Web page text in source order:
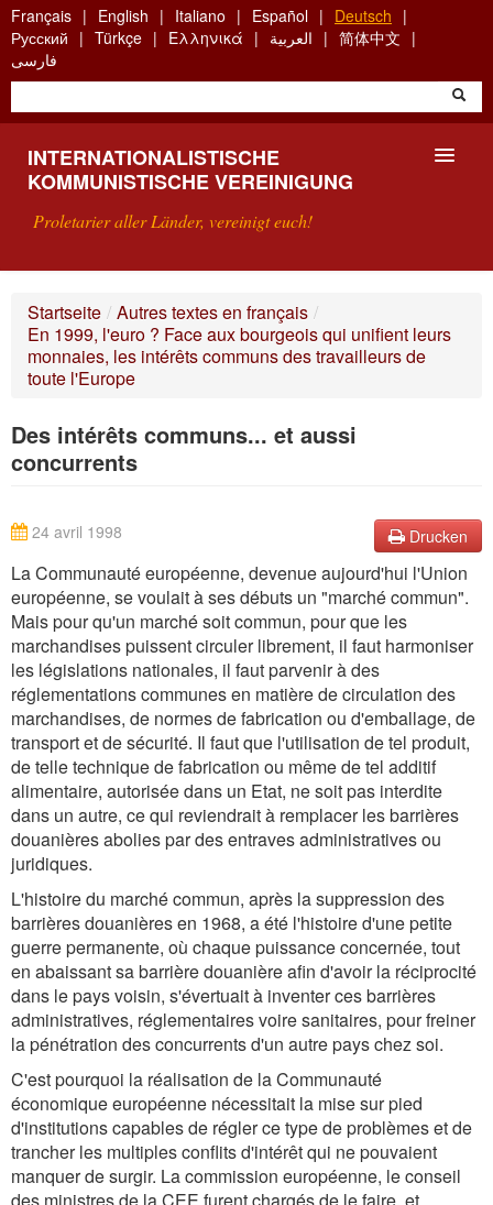
Skip
to
main
content
Français English Italiano Español
Deutsch
Русский
Türkçe Ελληνικά العربية
简体中文
فارسی
INTERNATIONALISTISCHE
KOMMUNISTISCHE VEREINIGUNG
Proletarier aller Länder, vereinigt euch!
WAS IST DIE IKV?
SUCHE
KONTAKT
Startseite / Autres textes en français /
En 1999, l'euro ? Face aux bourgeois qui unifient leurs
monnaies, les intérêts communs des travailleurs de
toute l'Europe
Des intérêts communs... et aussi
concurrents
Drucken
24 avril 1998
La Communauté européenne, devenue aujourd'hui l'Union
européenne, se voulait à ses débuts un "marché commun".
Mais pour qu'un marché soit commun, pour que les
marchandises puissent circuler librement, il faut harmoniser
les législations nationales, il faut parvenir à des
réglementations communes en matière de circulation des
marchandises, de normes de fabrication ou d'emballage, de
transport et de sécurité. Il faut que l'utilisation de tel produit,
de telle technique de fabrication ou même de tel additif
alimentaire, autorisée dans un Etat, ne soit pas interdite
dans un autre, ce qui reviendrait à remplacer les barrières
douanières abolies par des entraves administratives ou
juridiques.
L'histoire du marché commun, après la suppression des
barrières douanières en 1968, a été l'histoire d'une petite
guerre permanente, où chaque puissance concernée, tout
en abaissant sa barrière douanière afin d'avoir la réciprocité
dans le pays voisin, s'évertuait à inventer ces barrières
administratives, réglementaires voire sanitaires, pour freiner
la pénétration des concurrents d'un autre pays chez soi.
C'est pourquoi la réalisation de la Communauté
économique européenne nécessitait la mise sur pied
d'institutions capables de régler ce type de problèmes et de
trancher les multiples conflits d'intérêt qui ne pouvaient
manquer de surgir. La commission européenne, le conseil